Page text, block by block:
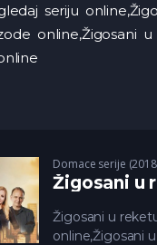
seriju
online,Žigosani
Domace serije
Žigosani u
Žigosani u
online,Žigosani